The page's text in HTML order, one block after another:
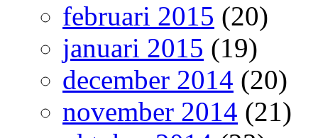
februari 2015 (20)
januari 2015 (19)
december 2014 (20)
november 2014 (21)